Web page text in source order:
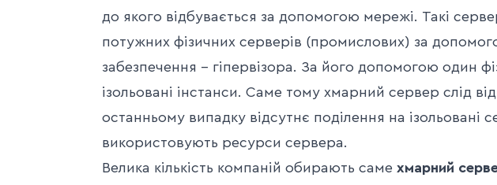
до якого відбувається за допомогою мережі. Такі
потужних фізичних серверів (промислових) за
забезпечення – гіпервізора. За його допомогою один
ізольовані інстанси. Саме тому хмарний сервер слід
останньому випадку відсутнє поділення на ізольовані
використовують ресурси сервера.
Велика кількість компаній обирають саме хмарний